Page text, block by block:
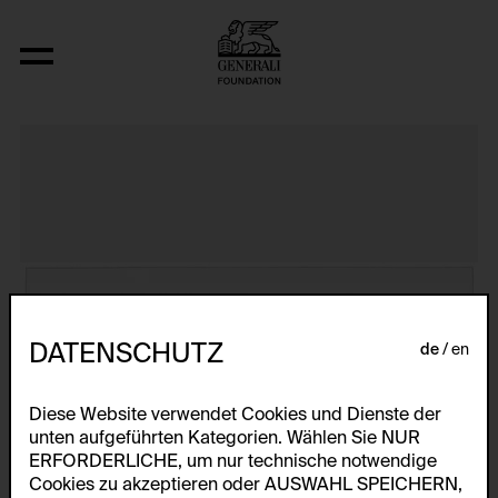
The Bowery in two inadequate
DATENSCHUTZ de en
Diese Website verwendet Cookies und Dienste der
unten aufgeführten Kategorien. Wählen Sie NUR
ERFORDERLICHE, um nur technische notwendige
Cookies zu akzeptieren oder AUSWAHL SPEICHERN,